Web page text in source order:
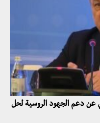
عن دعم الجهود الروسية لحل